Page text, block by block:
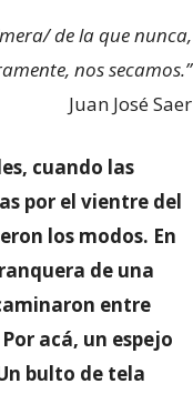
de la que nunca,
nos secamos.”
Juan José Saer
cuando las
por el vientre del
los modos. En
de una
entre
acá, un espejo
bulto de tela